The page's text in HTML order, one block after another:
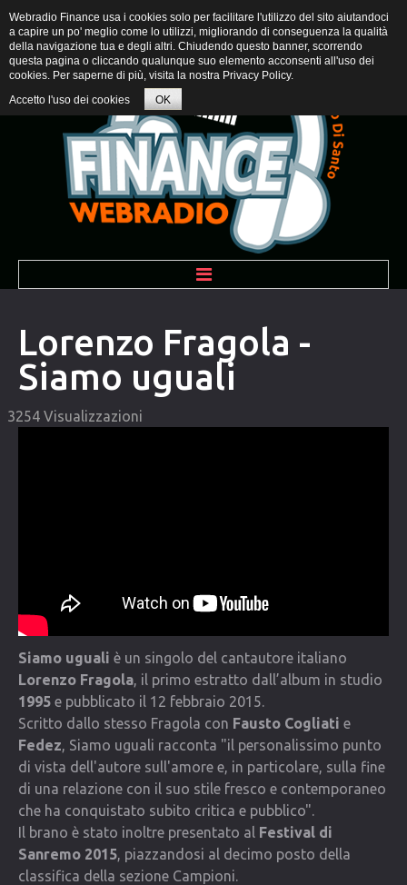
PROGRAMMI
COMMUNITY
Lorenzo Fragola -
Siamo uguali
3254 Visualizzazioni
Siamo uguali è un singolo del cantautore italiano
Lorenzo Fragola , il primo estratto dall’album in studio
1995 e pubblicato il 12 febbraio 2015.
Scritto dallo stesso Fragola con Fausto Cogliati e
Fedez , Siamo uguali racconta "il personalissimo punto
di vista dell'autore sull'amore e, in particolare, sulla fine
di una relazione con il suo stile fresco e contemporaneo
che ha conquistato subito critica e pubblico".
Il brano è stato inoltre presentato al Festival di
Sanremo 2015 , piazzandosi al decimo posto della
classifica della sezione Campioni.
Webradio Finance usa i cookies solo per facilitare l'utilizzo del sito aiutandoci
a capire un po' meglio come lo utilizzi, migliorando di conseguenza la qualità
della navigazione tua e degli altri. Chiudendo questo banner, scorrendo
questa pagina o cliccando qualunque suo elemento acconsenti all'uso dei
cookies. Per saperne di più, visita la nostra Privacy Policy.
Accetto l'uso dei cookies
OK